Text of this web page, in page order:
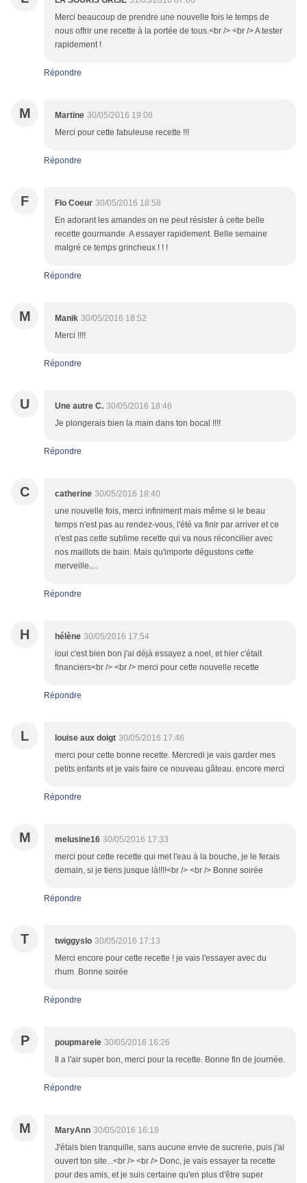
Merci beaucoup de prendre une nouvelle fois le temps de
nous offrir une recette à la portée de tous.<br /> <br /> A tester
rapidement !
Répondre
M Martine 30/05/2016 19:08
Merci pour cette fabuleuse recette !!!
Répondre
F Flo Coeur 30/05/2016 18:58
En adorant les amandes on ne peut résister à cette belle
recette gourmande. A essayer rapidement. Belle semaine
malgré ce temps grincheux ! ! !
Répondre
M Manik 30/05/2016 18:52
Merci !!!!
Répondre
U Une autre C. 30/05/2016 18:46
Je plongerais bien la main dans ton bocal !!!!
Répondre
C catherine 30/05/2016 18:40
une nouvelle fois, merci infiniment mais même si le beau
temps n'est pas au rendez-vous, l'été va finir par arriver et ce
n'est pas cette sublime recette qui va nous réconcilier avec
nos maillots de bain. Mais qu'importe dégustons cette
merveille....
Répondre
H hélène 30/05/2016 17:54
ioui c'est bien bon j'ai déjà essayez a noel, et hier c'était
financiers<br /> <br /> merci pour cette nouvelle recette
Répondre
L louise aux doigt 30/05/2016 17:46
merci pour cette bonne recette. Mercredi je vais garder mes
petits enfants et je vais faire ce nouveau gâteau. encore merci
Répondre
M melusine16 30/05/2016 17:33
merci pour cette recette qui met l'eau à la bouche, je le ferais
demain, si je tiens jusque là!!!!<br /> <br /> Bonne soirée
Répondre
T twiggyslo 30/05/2016 17:13
Merci encore pour cette recette ! je vais l'essayer avec du
rhum .Bonne soirée
Répondre
P poupmarele 30/05/2016 16:26
Il a l'air super bon, merci pour la recette. Bonne fin de journée.
Répondre
M MaryAnn 30/05/2016 16:18
J'étais bien tranquille, sans aucune envie de sucrerie, puis j'ai
ouvert ton site...<br /> <br /> Donc, je vais essayer ta recette
pour des amis, et je suis certaine qu'en plus d'être super